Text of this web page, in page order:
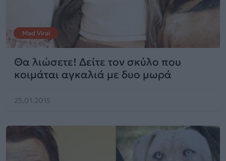
Mad Viral
Θα λιώσετε! Δείτε τον σκύλο που
κοιμάται αγκαλιά με δυο μωρά
25.01.2015